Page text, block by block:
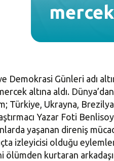
Demokrasi Günleri adı
altına aldı.
Türkiye, Ukrayna,
Yazar Foti
yaşanan direniş
izleyicisi olduğu
ölümden kurtaran